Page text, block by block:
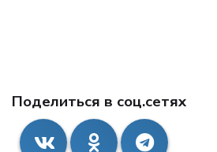
Поделиться в соц.сетях